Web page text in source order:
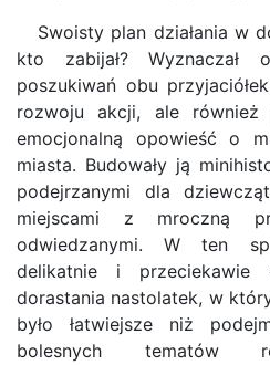
Swoisty plan działania w
kto zabijał?
poszukiwań obu
rozwoju akcji, ale również
emocjonalną opowieść o
miasta. Budowały ją
podejrzanymi dla
miejscami z mroczną
odwiedzanymi. W ten
delikatnie i przeciekawie
dorastania nastolatek, w
było łatwiejsze niż
bolesnych tematów